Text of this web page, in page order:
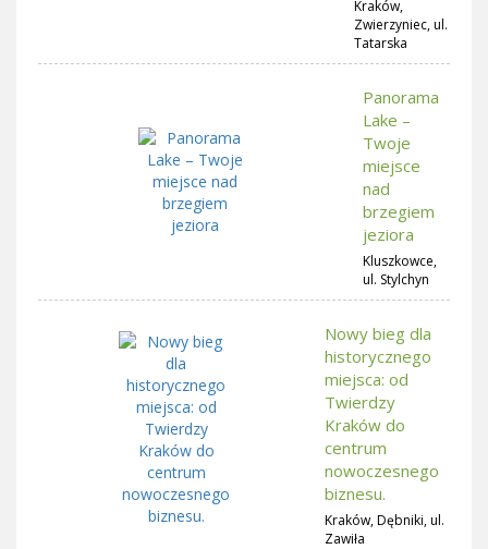
Kraków,
Zwierzyniec, ul.
Tatarska
Panorama
Lake –
Twoje
miejsce
nad
brzegiem
jeziora
Kluszkowce,
ul. Stylchyn
Nowy bieg dla
historycznego
miejsca: od
Twierdzy
Kraków do
centrum
nowoczesnego
biznesu.
Kraków, Dębniki, ul.
Zawiła